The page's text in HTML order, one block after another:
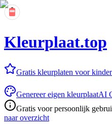
Kleurplaat.top
Gratis kleurplaten voor
Genereer eigen kleurplaatAI
Gratis voor persoonlijk
naar overzicht